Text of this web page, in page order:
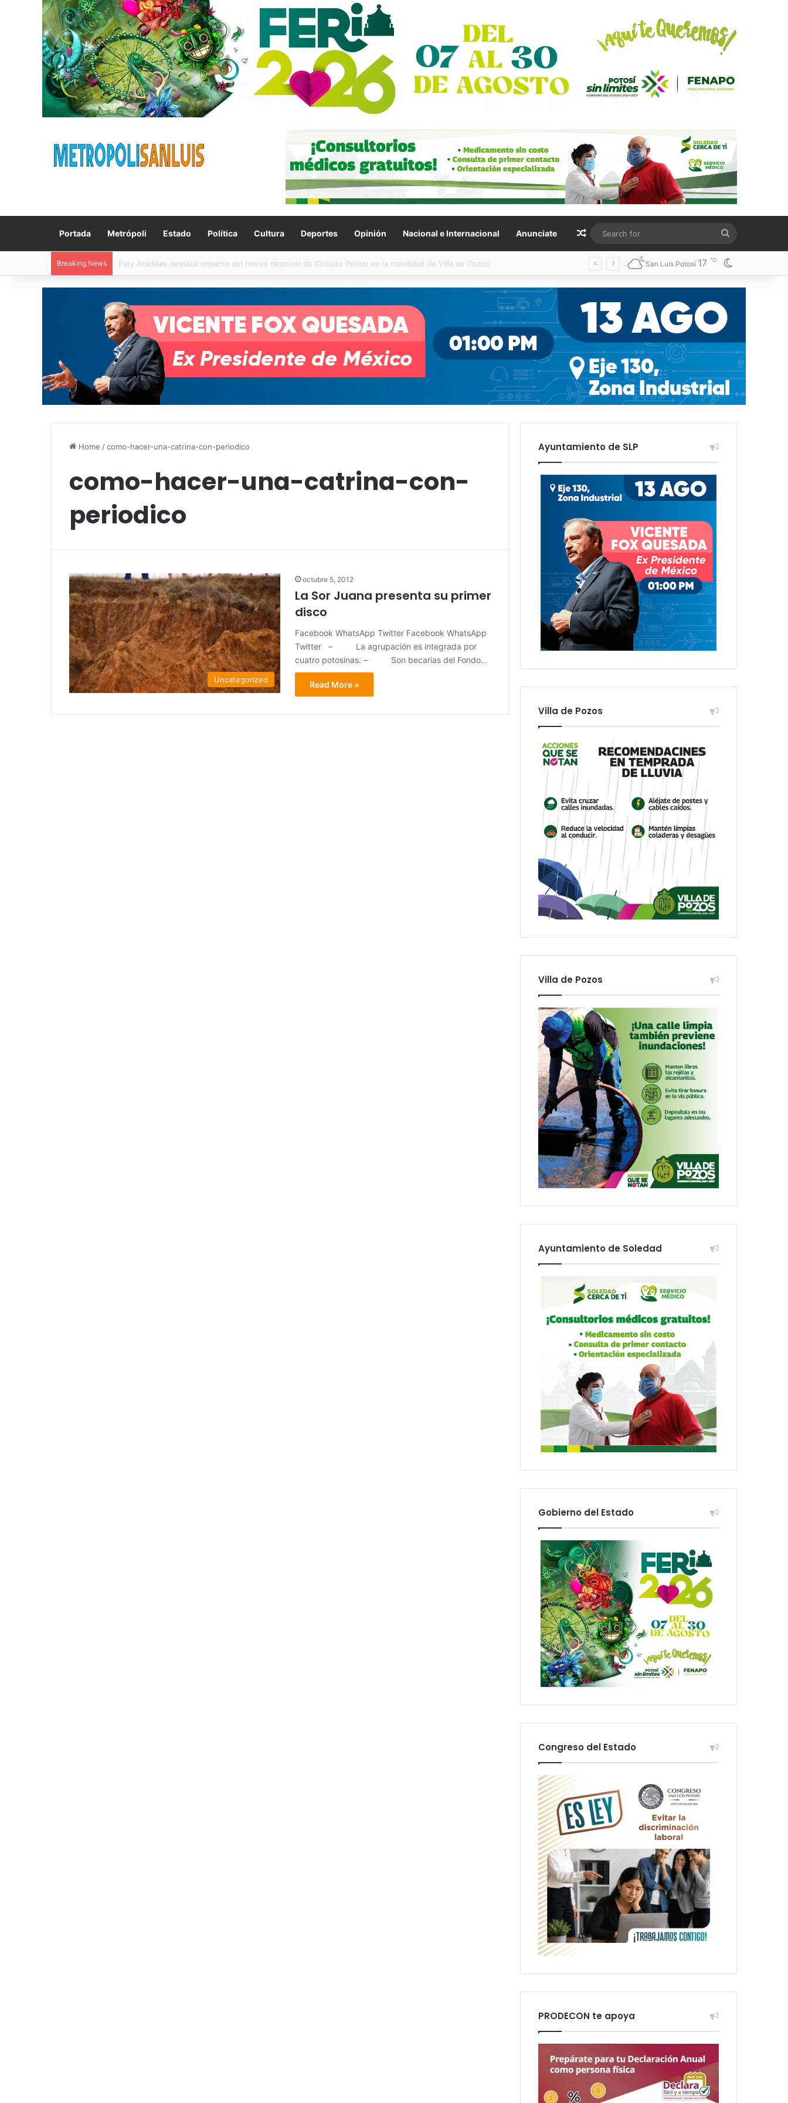
Portada Metrópoli Estado Política Cultura Deportes Opinión Nacional e Internacional Anunciate Random Article
for
Breaking News Villa de Pozos reporta reducción del 50 % en incendios forestales y de pastizales San Luis Potosí 17 ℃
Home /como-hacer-una-catrina-con-periodico
como-hacer-una-catrina-con-
periodico
Uncategorized
octubre 5, 2012
La Sor Juana presenta su primer
disco
Facebook WhatsApp Twitter Facebook WhatsApp
Twitter – La agrupación es integrada por
cuatro potosinas. – Son becarias del Fondo…
Read More »
Ayuntamiento de SLP
Villa de Pozos
Villa de Pozos
Ayuntamiento de Soledad
Gobierno del Estado
Congreso del Estado
PRODECON te apoya